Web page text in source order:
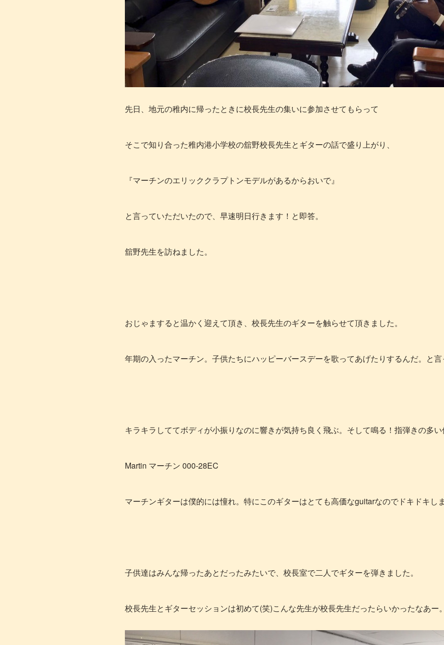
先日、地元の稚内に帰ったときに校長先生の集いに参加させてもらって
そこで知り合った稚内港小学校の舘野校長先生とギターの話で盛り上がり、
『マーチンのエリッククラプトンモデルがあるからおいで』
と言っていただいたので、早速明日行きます！と即答。
舘野先生を訪ねました。
おじゃますると温かく迎えて頂き、校長先生のギターを触らせて頂きました。
年期の入ったマーチン。子供たちにハッピーバースデーを歌ってあげたりするんだ。と
キラキラしててボディが小振りなのに響きが気持ち良く飛ぶ。そして鳴る！指弾きの多
Martin マーチン 000-28EC
マーチンギターは僕的には憧れ。特にこのギターはとても高価なguitarなのでドキドキし
子供達はみんな帰ったあとだったみたいで、校長室で二人でギターを弾きました。
校長先生とギターセッションは初めて(笑)こんな先生が校長先生だったらいかったなあー